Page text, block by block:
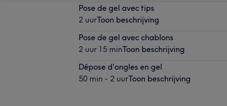
Pose de gel avec tips
2 uurToon beschrijving
Pose de gel avec chablons
2 uur 15 minToon beschrijving
Dépose d'ongles en gel
50 min - 2 uurToon beschrijving